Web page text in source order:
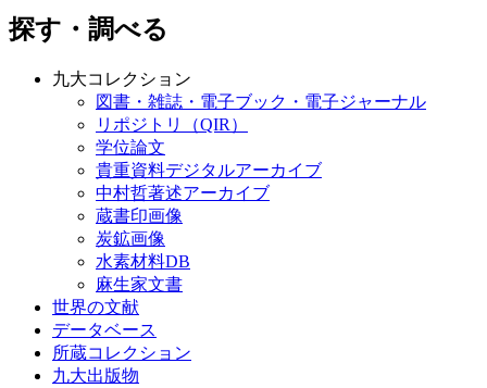
探す・調べる
九大コレクション
図書・雑誌・電子ブック・電子ジャーナル
リポジトリ（QIR）
学位論文
貴重資料デジタルアーカイブ
中村哲著述アーカイブ
蔵書印画像
炭鉱画像
水素材料DB
麻生家文書
世界の文献
データベース
所蔵コレクション
九大出版物